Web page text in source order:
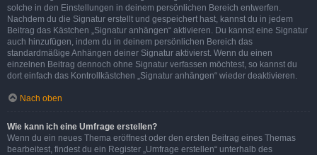
solche in den Einstellungen in deinem persönlichen Bereich entwerfen.
Nachdem du die Signatur erstellt und gespeichert hast, kannst du in jedem
Beitrag das Kästchen „Signatur anhängen“ aktivieren. Du kannst eine Signatur
auch hinzufügen, indem du in deinem persönlichen Bereich das
standardmäßige Anhängen deiner Signatur aktivierst. Wenn du einen
einzelnen Beitrag dennoch ohne Signatur verfassen möchtest, so kannst du
dort einfach das Kontrollkästchen „Signatur anhängen“ wieder deaktivieren.
Nach oben
Wie kann ich eine Umfrage erstellen?
Wenn du ein neues Thema eröffnest oder den ersten Beitrag eines Themas
bearbeitest, findest du ein Register „Umfrage erstellen“ unterhalb des